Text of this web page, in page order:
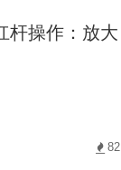
杆操作：放大
82